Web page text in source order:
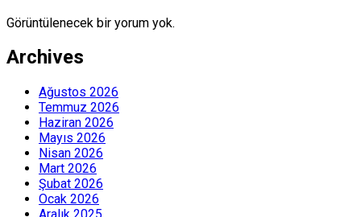
Görüntülenecek bir yorum yok.
Archives
Ağustos 2026
Temmuz 2026
Haziran 2026
Mayıs 2026
Nisan 2026
Mart 2026
Şubat 2026
Ocak 2026